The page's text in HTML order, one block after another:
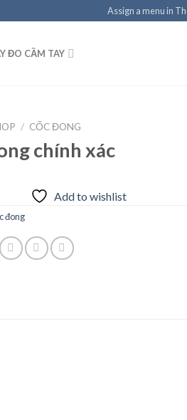
Assign a menu in
ĐO CẦM TAY
/ CỐC ĐONG
chính xác
Add to wishlist
đong